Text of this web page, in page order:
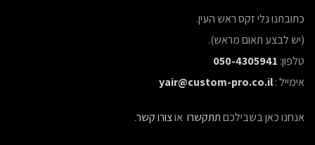
כתובתנו נלי זקס ראש העין.
(יש לבצע תאום מראש).
טלפון: 050-4305941
אימייל :yair@custom-pro.co.il
אנחנו כאן בשבילכםתתקשרו אוצורו קשר.